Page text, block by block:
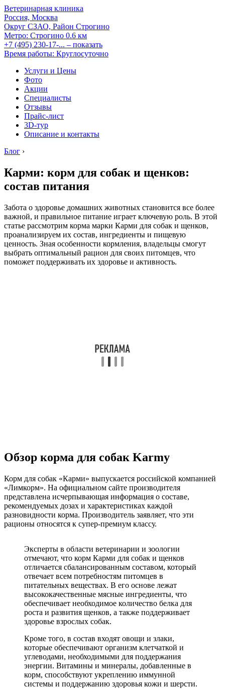
Ветеринарная клиника
Россия, Москва
Округ СЗАО, Район Строгино
Метро: Строгино 0.6 км
+7 (495) 230-17-... – показать
Время работы: Круглосуточно
Услуги и Цены
Фото
Акции
Специалисты
Отзывы
Прайс-лист
3D-тур
Описание и контакты
Блог ›
Карми: корм для собак и щенков:
состав питания
Забота о здоровье домашних животных становится все более
важной, и правильное питание играет ключевую роль. В этой
статье рассмотрим корма марки Карми для собак и щенков,
проанализируем их состав, ингредиенты и пищевую
ценность. Зная особенности кормления, владельцы смогут
выбрать оптимальный рацион для своих питомцев, что
поможет поддерживать их здоровье и активность.
Обзор корма для собак Karmy
Корм для собак «Карми» выпускается российской компанией
«Лимкорм». На официальном сайте производителя
представлена исчерпывающая информация о составе,
рекомендуемых дозах и характеристиках каждой
разновидности корма. Производитель заявляет, что эти
рационы относятся к супер-премиум классу.
Эксперты в области ветеринарии и зоологии
отмечают, что корм Карми для собак и щенков
отличается сбалансированным составом, который
отвечает всем потребностям питомцев в
питательных веществах. В его основе лежат
высококачественные мясные ингредиенты, что
обеспечивает необходимое количество белка для
роста и развития щенков, а также поддерживает
здоровье взрослых собак.
Кроме того, в состав входят овощи и злаки,
которые обеспечивают организм клетчаткой и
углеводами, необходимыми для поддержания
энергии. Витамины и минералы, добавленные в
корм, способствуют укреплению иммунной
системы и поддержанию здоровья кожи и шерсти.